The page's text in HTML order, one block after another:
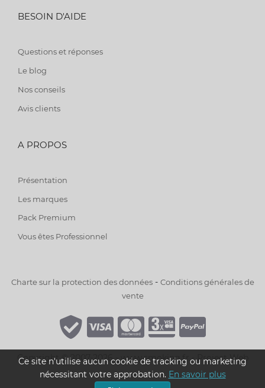
BESOIN D'AIDE
Questions et réponses
Le blog
Nos conseils
Avis clients
A PROPOS
Présentation
Les marques
Pack Premium
Vous êtes Professionnel
Charte sur la protection des données- Conditions générales de
vente
Copyright © 2007-2026 - www.smoking.fr -Project Web
Ce site n'utilise aucun cookie de tracking ou marketing
nécessitant votre approbation. En savoir plus